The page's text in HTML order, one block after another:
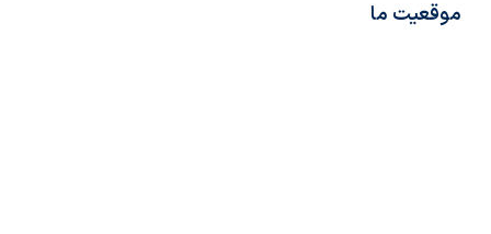
موقعیت ما